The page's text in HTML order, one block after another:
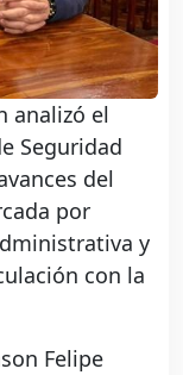
analizó el
Seguridad
del
por
y
con la
Felipe